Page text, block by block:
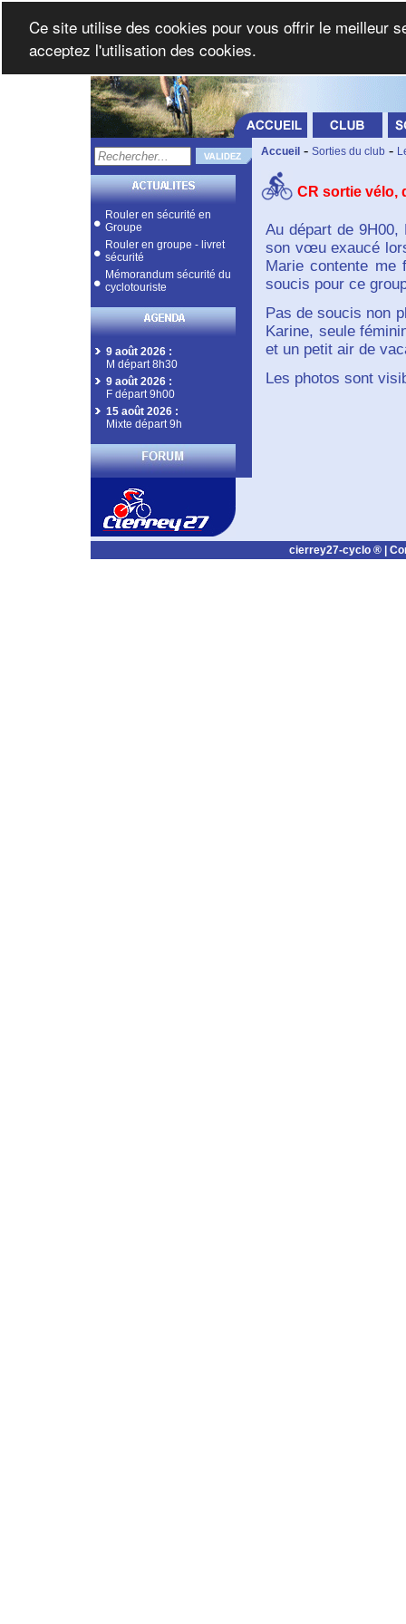
Rouler en sécurité en
Groupe
Rouler en groupe - livret
sécurité
Mémorandum sécurité du
cyclotouriste
9 août 2026 :
M départ 8h30
9 août 2026 :
F départ 9h00
15 août 2026 :
Mixte départ 9h
Accueil - Sorties du club -
CR sortie vélo,
Au départ de
son vœu exaucé
Marie contente me
soucis pour ce
Pas de soucis non
Karine, seule
et un petit air de
Les photos sont
cierrey27-cyclo ® |
Ce site utilise des cookies pour vous offrir le meilleur
acceptez l'utilisation des cookies.